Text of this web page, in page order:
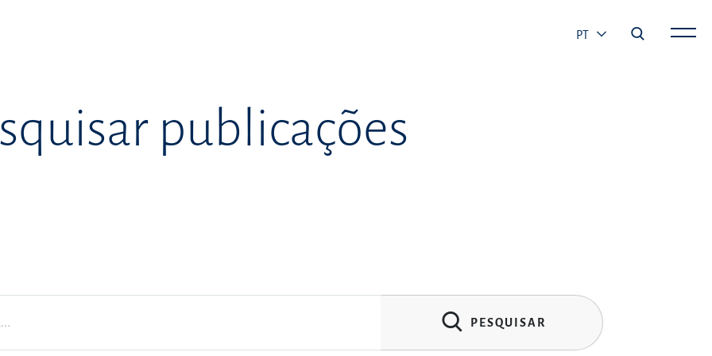
PT
publicações
PESQUISAR